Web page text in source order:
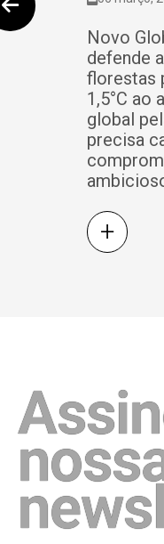
Novo
defende
florestas
1,5°C ao
global
precisa
+